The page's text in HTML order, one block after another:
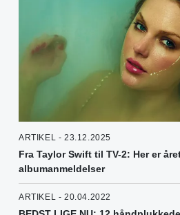
ARTIKEL - 23.12.2025
Fra Taylor Swift til TV-2: Her er
albumanmeldelser
ARTIKEL - 20.04.2022